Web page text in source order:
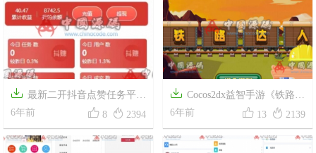
 最新二开抖音点赞任务平台
源码/代理全自动/会员制度二开
6年前  8  2394
 Cocos2dx益智手游《铁路达
人》源码
6年前  13  2139